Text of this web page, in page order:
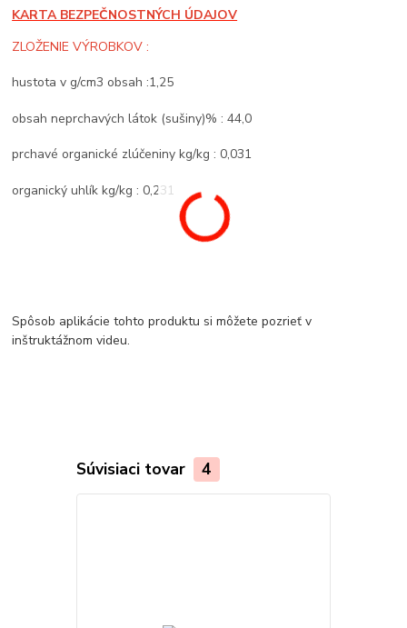
KARTA BEZPEČNOSTNÝCH ÚDAJOV
ZLOŽENIE VÝROBKOV :
hustota v g/cm3 obsah :1,25
obsah neprchavých látok (sušiny)% : 44,0
prchavé organické zlúčeniny kg/kg : 0,031
organický uhlík kg/kg : 0,231
Spôsob aplikácie tohto produktu si môžete pozrieť v
inštruktážnom videu.
Súvisiaci tovar 4